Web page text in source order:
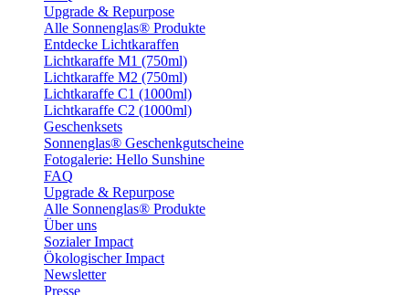
Upgrade & Repurpose
Alle Sonnenglas® Produkte
Entdecke Lichtkaraffen
Lichtkaraffe M1 (750ml)
Lichtkaraffe M2 (750ml)
Lichtkaraffe C1 (1000ml)
Lichtkaraffe C2 (1000ml)
Geschenksets
Sonnenglas® Geschenkgutscheine
Fotogalerie: Hello Sunshine
FAQ
Upgrade & Repurpose
Alle Sonnenglas® Produkte
Über uns
Sozialer Impact
Ökologischer Impact
Newsletter
Presse